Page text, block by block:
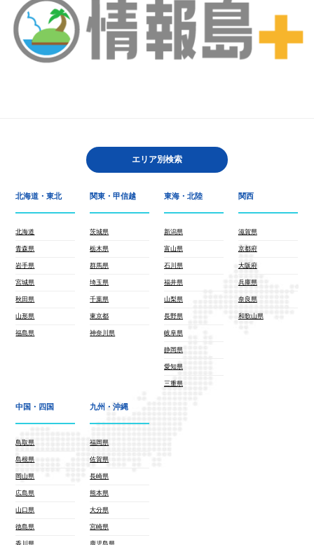
エリア別検索
北海道・東北
北海道
青森県
岩手県
宮城県
秋田県
山形県
福島県
関東・甲信越
茨城県
栃木県
群馬県
埼玉県
千葉県
東京都
神奈川県
東海・北陸
新潟県
富山県
石川県
福井県
山梨県
長野県
岐阜県
静岡県
愛知県
三重県
関西
滋賀県
京都府
大阪府
兵庫県
奈良県
和歌山県
中国・四国
鳥取県
島根県
岡山県
広島県
山口県
徳島県
九州・沖縄
福岡県
佐賀県
長崎県
熊本県
大分県
宮崎県